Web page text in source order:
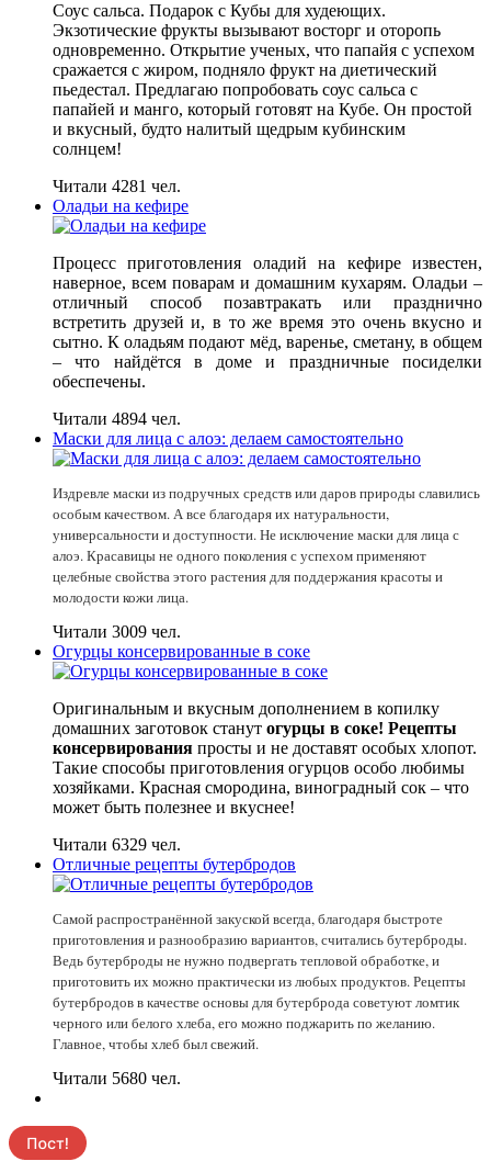
Соус сальса. Подарок с Кубы для худеющих.
Экзотические фрукты вызывают восторг и оторопь
одновременно. Открытие ученых, что папайя с успехом
сражается с жиром, подняло фрукт на диетический
пьедестал. Предлагаю попробовать соус сальса с
папайей и манго, который готовят на Кубе. Он простой
и вкусный, будто налитый щедрым кубинским
солнцем!
Читали 4281 чел.
Оладьи на кефире
Процесс приготовления оладий на кефире известен,
наверное, всем поварам и домашним кухарям. Оладьи –
отличный способ позавтракать или празднично
встретить друзей и, в то же время это очень вкусно и
сытно. К оладьям подают мёд, варенье, сметану, в общем
– что найдётся в доме и праздничные посиделки
обеспечены.
Читали 4894 чел.
Маски для лица с алоэ: делаем самостоятельно
Издревле маски из подручных средств или даров природы славились
особым качеством. А все благодаря их натуральности,
универсальности и доступности. Не исключение маски для лица с
алоэ. Красавицы не одного поколения с успехом применяют
целебные свойства этого растения для поддержания красоты и
молодости кожи лица.
Читали 3009 чел.
Огурцы консервированные в соке
Оригинальным и вкусным дополнением в копилку
домашних заготовок станут огурцы в соке! Рецепты
консервирования просты и не доставят особых хлопот.
Такие способы приготовления огурцов особо любимы
хозяйками. Красная смородина, виноградный сок – что
может быть полезнее и вкуснее!
Читали 6329 чел.
Отличные рецепты бутербродов
Самой распространённой закуской всегда, благодаря быстроте
приготовления и разнообразию вариантов, считались бутерброды.
Ведь бутерброды не нужно подвергать тепловой обработке, и
приготовить их можно практически из любых продуктов. Рецепты
бутербродов в качестве основы для бутерброда советуют ломтик
черного или белого хлеба, его можно поджарить по желанию.
Главное, чтобы хлеб был свежий.
Читали 5680 чел.